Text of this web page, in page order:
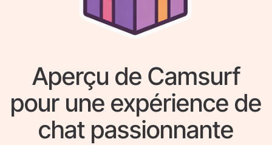
Aperçu de Camsurf
pour une expérience de
chat passionnante